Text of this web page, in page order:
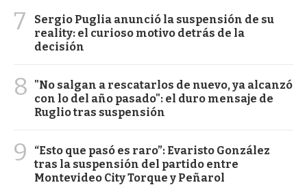
7
Sergio Puglia anunció la suspensión de su
reality: el curioso motivo detrás de la
decisión
8
"No salgan a rescatarlos de nuevo, ya alcanzó
con lo del año pasado": el duro mensaje de
Ruglio tras suspensión
9
“Esto que pasó es raro”: Evaristo González
tras la suspensión del partido entre
Montevideo City Torque y Peñarol